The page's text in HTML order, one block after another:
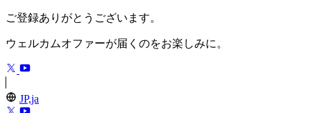
ご登録ありがとうございます。
ウェルカムオファーが届くのをお楽しみに。
JP,ja